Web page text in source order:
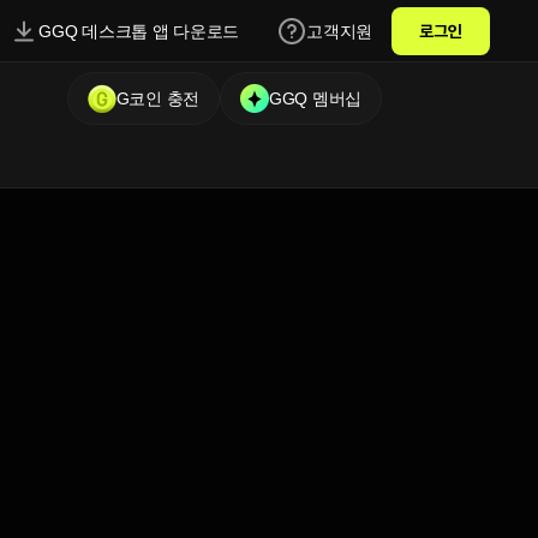
GGQ 데스크톱 앱 다운로드 고객지원 로그인
G코인 충전 GGQ 멤버십